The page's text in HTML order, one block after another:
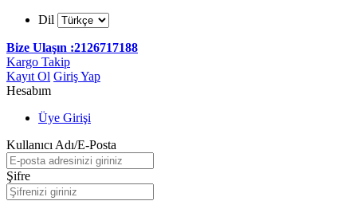
Dil
Bize Ulaşın :2126717188
Kargo Takip
Kayıt Ol Giriş Yap
Hesabım
Üye Girişi
Kullanıcı Adı/E-Posta
Şifre